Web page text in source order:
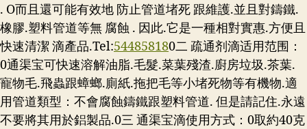
. O而且還可能有效地 防止管道堵死 跟維護.並且對鑄鐵.
橡膠.塑料管道等無 腐蝕 . 因此.它是一種相對實惠.方便且
快速清潔 滴產品.Tel:544858180二 疏通剂滴适用范围：
0通渠宝可快速溶解油脂.毛髮.菜葉殘渣.廚房垃圾.茶葉.
寵物毛.飛蟲跟蟑螂.廁紙.拖把毛等小堵死物等有機物.適
用管道類型：不會腐蝕鑄鐵跟塑料管道. 但是請記住.永遠
不要將其用於鋁製品.0三 通渠宝滴使用方式：0取約40克